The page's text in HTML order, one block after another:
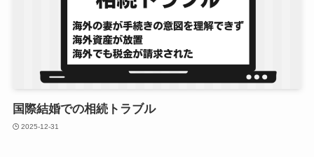
国際結婚での​相続トラブル
2025-12-31